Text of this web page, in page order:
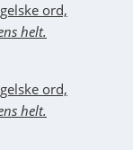
ord,
helt.
ord,
helt.